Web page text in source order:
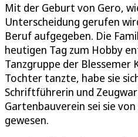
Mit der Geburt von Gero,
Unterscheidung gerufen
Beruf aufgegeben. Die
heutigen Tag zum Hobby
Tanzgruppe der Blessemer
Tochter tanzte, habe sie
Schriftführerin und
Gartenbauverein sei sie
gewesen.